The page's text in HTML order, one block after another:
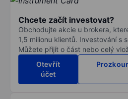
Chcete začít investovat?
Obchodujte akcie u brokera,
1,5 milionu klientů. Investování s
Můžete přijít o část nebo celý
Otevřít
účet